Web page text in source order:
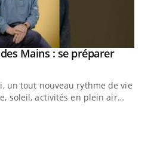
Mains : se préparer
un tout nouveau rythme de vie !
soleil, activités en plein air…